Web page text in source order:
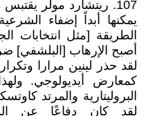
107. ريتشارد مولر
يمكنها أبداً إضفاء
الطريقة [مثل انتخابات
لقد حذر لينين مرارا
كمعارض أيديولوجي.
لقد كان دفاعًا عن